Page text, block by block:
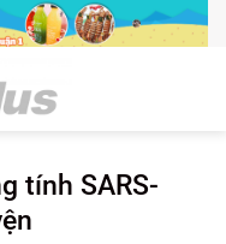
tính SARS-